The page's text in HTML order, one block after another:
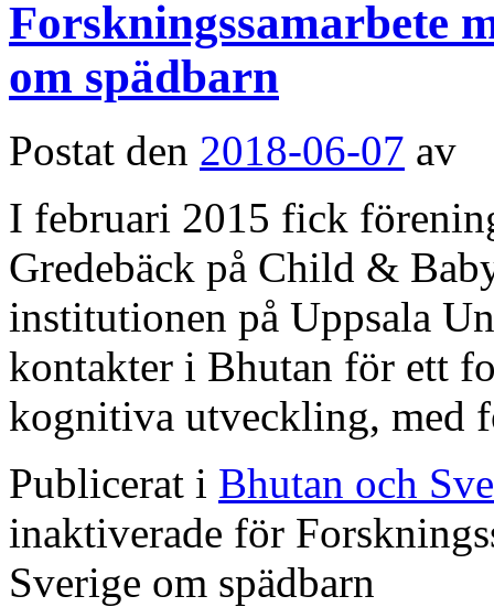
Forskningssamarbete
om spädbarn
Postat den 2018-06-07 av
I februari 2015 fick
Gredebäck på Child &
institutionen på Uppsala
kontakter i Bhutan för ett
kognitiva utveckling,
Publicerat i Bhutan och
inaktiverade för
Sverige om spädbarn